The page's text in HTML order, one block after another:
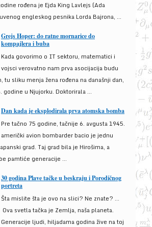
rođena je Ejda King Lavlejs (Ada
engleskog pesnika Lorda Bajrona, ...
Grejs Hoper: do ratne mornarice do
kompajlera i buba
Kada govorimo o IT sektoru, matematici i
vojsci verovatno nam prva asocijacija budu
tu sliku menja žena rođena na današnji dan,
godine u Njujorku. Doktorirala ...
Dan kada je eksplodirala prva atomska bomba
Pre tačno 75 godine, tačnije 6. avgusta 1945.
američki avion bombarder bacio je jednu
grad. Taj grad bila je Hirošima, a
pamtiće generacije ...
30 godina Plave tačke u beskraju i Porodičnog
portreta
Šta mislite šta je ovo na slici? Ne znate? …
Ova svetla tačka je Zemlja, naša planeta.
Generacije ljudi, hiljadama godina žive na toj